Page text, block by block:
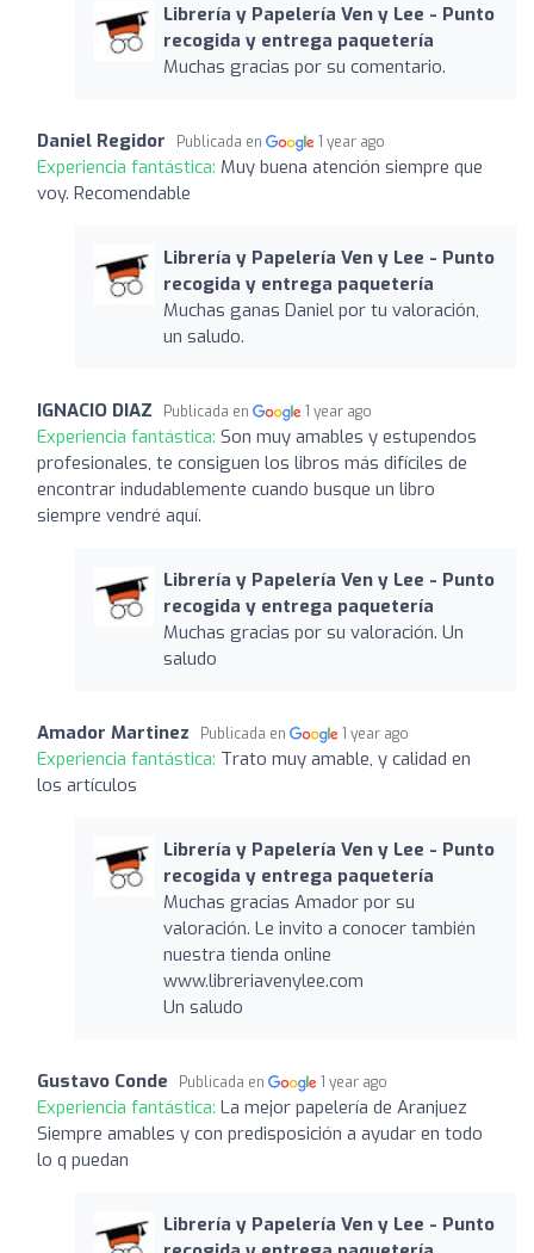
Librería y Papelería Ven y Lee - Punto
recogida y entrega paquetería
Muchas gracias por su comentario.
Daniel Regidor Publicada en 1 year ago
Experiencia fantástica: Muy buena atención siempre que
voy. Recomendable
Librería y Papelería Ven y Lee - Punto
recogida y entrega paquetería
Muchas ganas Daniel por tu valoración,
un saludo.
IGNACIO DIAZ Publicada en 1 year ago
Experiencia fantástica: Son muy amables y estupendos
profesionales, te consiguen los libros más difíciles de
encontrar indudablemente cuando busque un libro
siempre vendré aquí.
Librería y Papelería Ven y Lee - Punto
recogida y entrega paquetería
Muchas gracias por su valoración. Un
saludo
Amador Martinez Publicada en 1 year ago
Experiencia fantástica: Trato muy amable, y calidad en
los artículos
Librería y Papelería Ven y Lee - Punto
recogida y entrega paquetería
Muchas gracias Amador por su
valoración. Le invito a conocer también
nuestra tienda online
www.libreriavenylee.com
Un saludo
Gustavo Conde Publicada en 1 year ago
Experiencia fantástica: La mejor papelería de Aranjuez
Siempre amables y con predisposición a ayudar en todo
lo q puedan
Librería y Papelería Ven y Lee - Punto